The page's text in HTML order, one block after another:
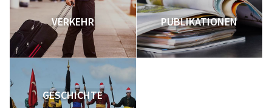
VERKEHR PUBLIKATIONEN
GESCHICHTE